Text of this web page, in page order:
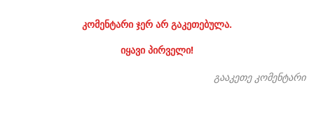
კომენტარი ჯერ არ გაკეთებულა.
იყავი პირველი!
გააკეთე კომენტარი